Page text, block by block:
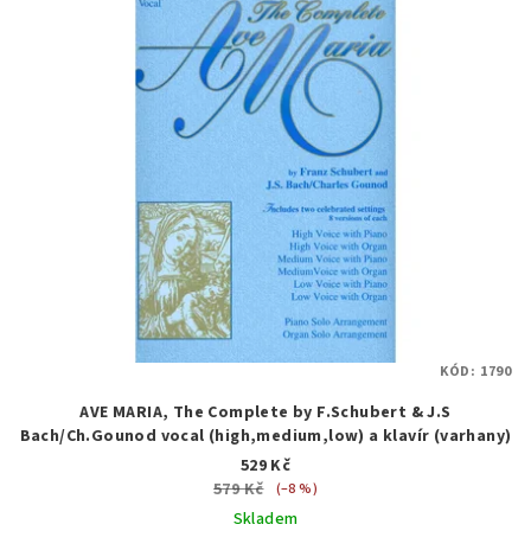
AVE MARIA, The Complete by F.Schubert & J.S
Bach/Ch.Gounod vocal (high,medium,low) a klavír (varhany)
529 Kč
579 Kč
(–8 %)
Skladem
KÓD: 1790